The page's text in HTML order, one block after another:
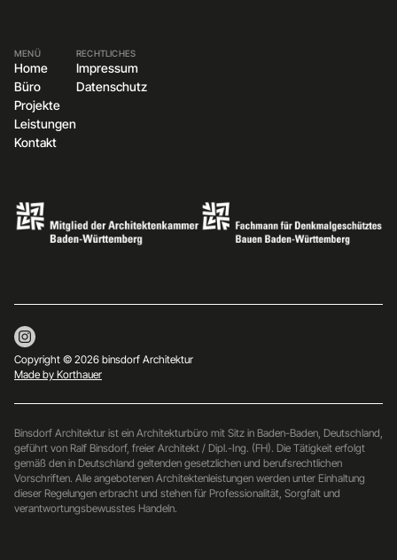
MENÜ
Home
Büro
Projekte
Leistungen
Kontakt
RECHTLICHES
Impressum
Datenschutz
Copyright © 2026 binsdorf Architektur
Made by Korthauer
Binsdorf Architektur ist ein Architekturbüro mit Sitz in Baden-Baden, Deutschland,
geführt von Ralf Binsdorf, freier Architekt / Dipl.-Ing. (FH). Die Tätigkeit erfolgt
gemäß den in Deutschland geltenden gesetzlichen und berufsrechtlichen
Vorschriften. Alle angebotenen Architektenleistungen werden unter Einhaltung
dieser Regelungen erbracht und stehen für Professionalität, Sorgfalt und
verantwortungsbewusstes Handeln.